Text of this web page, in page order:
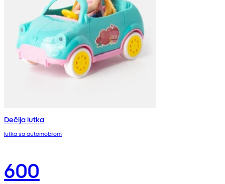
Dečija lutka
lutka sa automobilom
600